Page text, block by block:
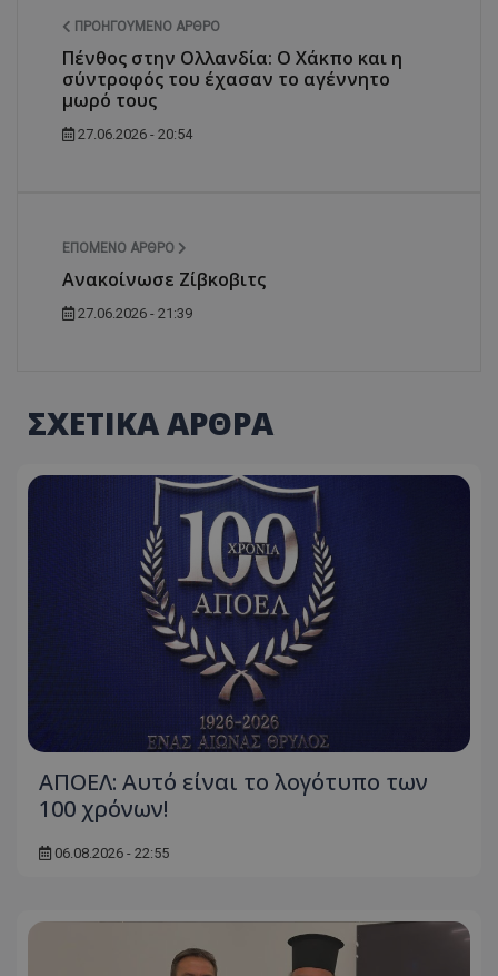
ΠΡΟΗΓΟΎΜΕΝΟ ΆΡΘΡΟ
Πένθος στην Ολλανδία: Ο Χάκπο και η
σύντροφός του έχασαν το αγέννητο
μωρό τους
27.06.2026 - 20:54
ΕΠΌΜΕΝΟ ΆΡΘΡΟ
Ανακοίνωσε Ζίβκοβιτς
27.06.2026 - 21:39
ΣΧΕΤΙΚΑ ΑΡΘΡΑ
ΑΠΟΕΛ: Αυτό είναι το λογότυπο των
100 χρόνων!
06.08.2026 - 22:55